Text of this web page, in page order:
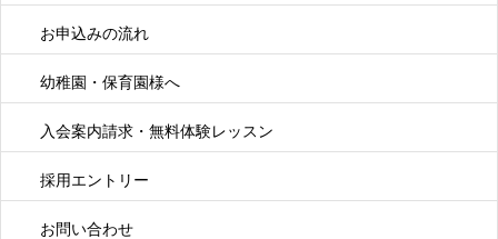
お申込みの流れ
幼稚園・保育園様へ
入会案内請求・無料体験レッスン
採用エントリー
お問い合わせ